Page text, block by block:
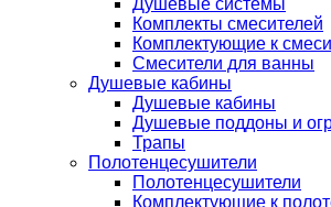
Душевые системы
Комплекты смесителей
Комплектующие к
Смесители для ванны
Душевые кабины
Душевые кабины
Душевые поддоны и
Трапы
Полотенцесушители
Полотенцесушители
Комплектующие к